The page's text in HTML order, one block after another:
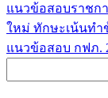
แนะแนว
เรื่อง
แนวข้อสอบราชก
ใหม่ ทักษะเน้นทำ
แนวข้อสอบ กฟภ.